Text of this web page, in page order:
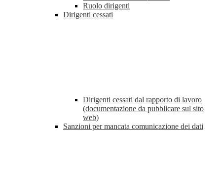
Ruolo dirigenti
Dirigenti cessati
Dirigenti cessati dal rapporto di lavoro
(documentazione da pubblicare sul sito
web)
Sanzioni per mancata comunicazione dei dati